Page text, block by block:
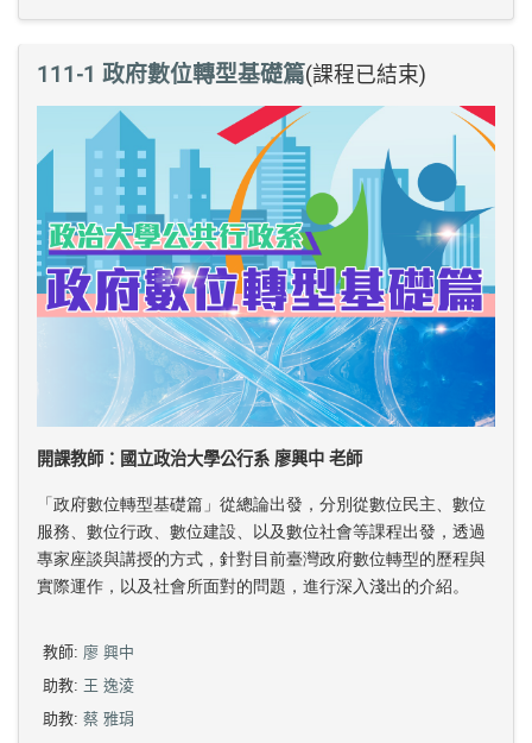
111-1 政府數位轉型基礎篇(課程已結束)
開課教師：國立政治大學公行系 廖興中 老師
「政府數位轉型基礎篇」從總論出發，分別從數位民主、數位
服務、數位行政、數位建設、以及數位社會等課程出發，透過
專家座談與講授的方式，針對目前臺灣政府數位轉型的歷程與
實際運作，以及社會所面對的問題，進行深入淺出的介紹。
教師: 廖 興中
助教: 王 逸淩
助教: 蔡 雅琄